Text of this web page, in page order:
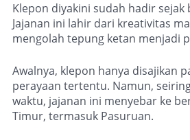
Klepon diyakini sudah hadir sejak
Jajanan ini lahir dari kreativitas
mengolah tepung ketan menjadi
Awalnya, klepon hanya disajikan
perayaan tertentu. Namun,
waktu, jajanan ini menyebar ke
Timur, termasuk Pasuruan.